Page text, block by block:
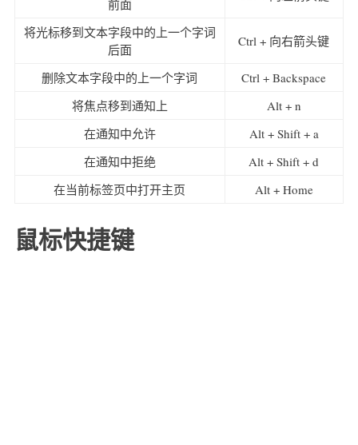
前面
将光标移到文本字段中的上一个字词
后面
Ctrl + 向右箭头键
删除文本字段中的上一个字词
Ctrl + Backspace
将焦点移到通知上
Alt + n
在通知中允许
Alt + Shift + a
在通知中拒绝
Alt + Shift + d
在当前标签页中打开主页
Alt + Home
鼠标快捷键